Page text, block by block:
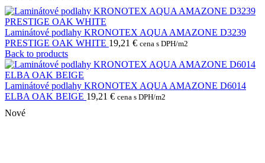
Laminátové podlahy KRONOTEX AQUA AMAZONE D3239
PRESTIGE OAK WHITE 19,21 € cena s DPH/m2
Back to products
Laminátové podlahy KRONOTEX AQUA AMAZONE D6014
ELBA OAK BEIGE 19,21 € cena s DPH/m2
Nové